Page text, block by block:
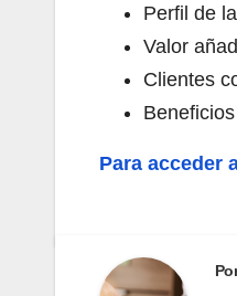
Perfil de
Valor
Clientes
Para acceder